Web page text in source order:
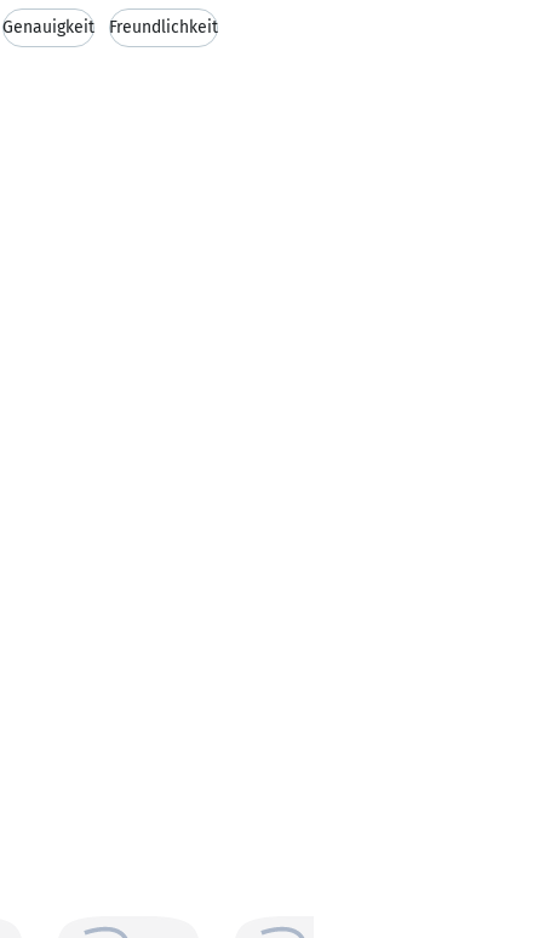
Genauigkeit Freundlichkeit